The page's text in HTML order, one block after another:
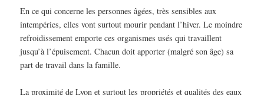
En ce qui concerne les personnes âgées, très sensibles aux
intempéries, elles vont surtout mourir pendant l’hiver. Le moindre
refroidissement emporte ces organismes usés qui travaillent
jusqu’à l’épuisement. Chacun doit apporter (malgré son âge) sa
part de travail dans la famille.
La proximité de Lyon et surtout les propriétés et qualités des eaux